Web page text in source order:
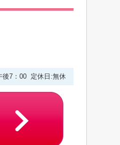
後7：00 定休日:無休